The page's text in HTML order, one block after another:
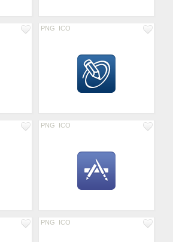
PNG ICO
PNG ICO
PNG ICO